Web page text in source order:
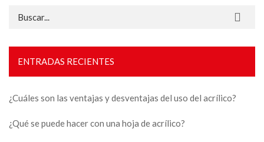
Buscar:
ENTRADAS RECIENTES
¿Cuáles son las ventajas y desventajas del uso del acrílico?
¿Qué se puede hacer con una hoja de acrílico?